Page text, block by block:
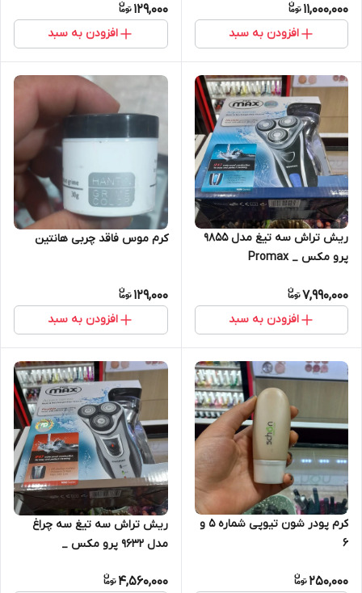
11,000,000
افزودن به سبد
کننده پوست
129,000
افزودن به سبد
ریش تراش سه تیغ مدل 9855
پرو مکس _ Promax
7,990,000
افزودن به سبد
کرم موس فاقد چربی هانتین
129,000
افزودن به سبد
کرم پودر شون تیوپی شماره ۵ و
۶
250,000
ریش تراش سه تیغ سه چراغ
مدل 9632 پرو مکس _
4,560,000